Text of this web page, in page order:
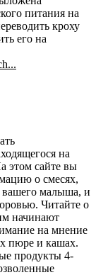
питания на
кроху
его на
на
этом сайте вы
о смесях,
вашего малыша, и
Читайте о
начинают
на мнение
пюре и кашах.
продукты 4-